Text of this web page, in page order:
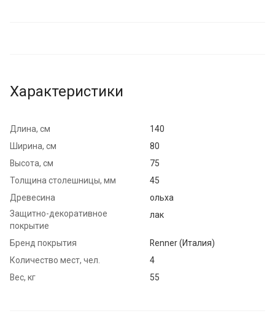
Характеристики
Длина, см
140
Ширина, см
80
Высота, см
75
Толщина столешницы, мм
45
Древесина
ольха
Защитно-декоративное
покрытие
лак
Бренд покрытия
Renner (Италия)
Количество мест, чел.
4
Вес, кг
55